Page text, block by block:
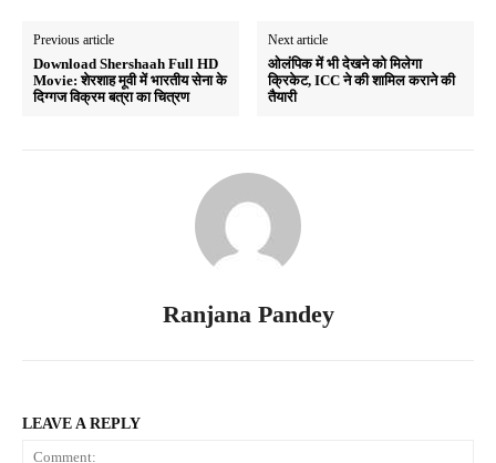
Previous article
Download Shershaah Full HD
Movie: शेरशाह मूवी में भारतीय सेना के
दिग्गज विक्रम बत्रा का चित्रण
Next article
ओलंपिक में भी देखने को मिलेगा
क्रिकेट, ICC ने की शामिल कराने की
तैयारी
Ranjana Pandey
LEAVE A REPLY